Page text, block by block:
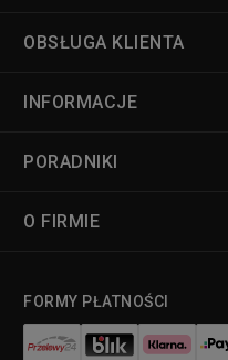
OBSŁUGA KLIENTA
INFORMACJE
PORADNIKI
O FIRMIE
FORMY PŁATNOŚCI